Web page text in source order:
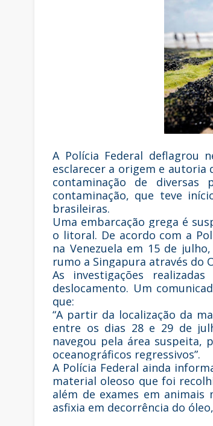
A Polícia Federal deflagrou
esclarecer a origem e autoria
contaminação de
contaminação, que teve
brasileiras.
Uma embarcação grega é
o litoral. De acordo com a
na Venezuela em 15 de
rumo a Singapura através do
As investigações
deslocamento. Um
que:
“A partir da localização da
entre os dias 28 e 29 de
navegou pela área suspeita,
oceanográficos regressivos”.
A Polícia Federal ainda
material oleoso que foi
além de exames em
asfixia em decorrência do